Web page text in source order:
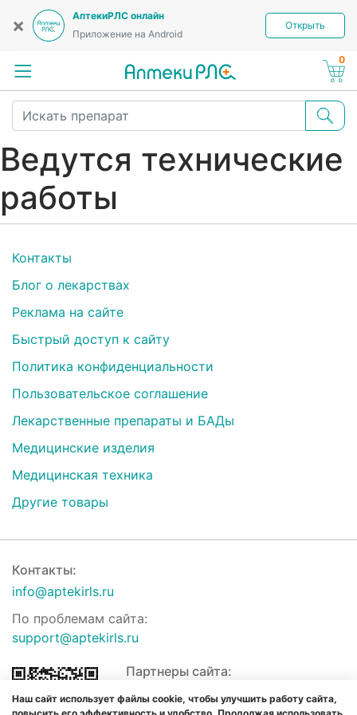
×
АптекиРЛС онлайн
Приложение на Android
Открыть
0
Ведутся технические
работы
Контакты
Блог о лекарствах
Реклама на сайте
Быстрый доступ к сайту
Политика конфиденциальности
Пользовательское соглашение
Лекарственные препараты и БАДы
Медицинские изделия
Медицинская техника
Другие товары
Контакты:
info@aptekirls.ru
По проблемам сайта:
support@aptekirls.ru
Партнеры сайта:
Наш сайт использует файлы cookie, чтобы улучшить работу сайта,